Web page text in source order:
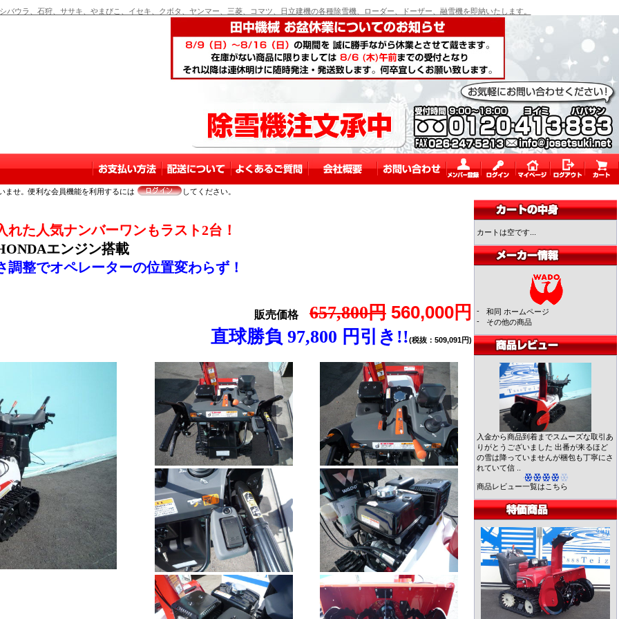
ラ、石狩、ササキ、やまびこ、イセキ、クボタ、ヤンマー、三菱、コマツ、日立建機の各種除雪機、ローダー、ドーザー、融雪機を即納いたします。
ませ。便利な会員機能を利用するには してください。
れた人気ナンバーワンもラスト2台！
エンジン搭載
整でオペレーターの位置変わらず！
販売価格 657,800円 560,000円
直球勝負 97,800 円引き!!(税抜：509,091円)
カートは空です...
-
和同 ホームページ
-
その他の商品
入金から商品到着までスムーズな取引あ
りがとうございました 出番が来るほど
の雪は降っていませんが梱包も丁寧にさ
れていて信 ..
商品レビュー一覧はこちら